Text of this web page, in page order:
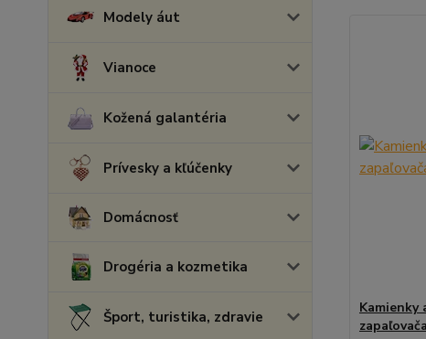
Modely áut
Vianoce
Kožená galantéria
Prívesky a kľúčenky
Domácnosť
Drogéria a kozmetika
Šport, turistika, zdravie
Kamienky